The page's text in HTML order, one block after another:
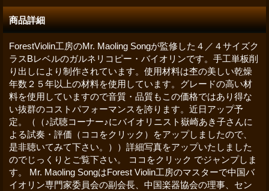
商品詳細
ForestViolin工房のMr. Maoling Songが監修した４／４サイズク
ラスBレベルのガルネリコピー・バイオリンです。手工単板削
り出しにより制作されています。使用材料は杢の美しい乾燥
年数２５年以上の材料を使用しています。グレードの高い材
料を使用していますので音質・品質もこの価格ではあり得な
い抜群のコストパフォーマンスを誇ります。近日アップ予
定。（（♪試聴コーナー♪にバイオリニスト嶽崎あき子さんに
よる試奏・評価（ココをクリック）をアップしましたので、
是非聴いてみて下さい。））詳細写真をアップいたしました
のでじっくりとご覧下さい。 ココをクリック でジャンプしま
す。 Mr. Maoling SongはForest Violin工房のマスターで中国バ
イオリン専門家委員会の副会長、中国楽器協会の理事、セン